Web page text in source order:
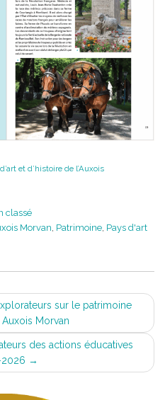
et d’histoire de l’Auxois
classé
Morvan, Patrimoine, Pays d'art
sur le patrimoine
Morvan
des actions éducatives
→